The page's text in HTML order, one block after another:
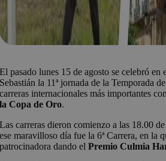
El pasado lunes 15 de agosto se celebró en
Sebastián la 11ª jornada de la Temporada
carreras internacionales más importantes
la Copa de Oro.
Las carreras dieron comienzo a las 18.00
ese maravilloso día fue la 6ª Carrera, en la
patrocinadora dando elPremio Culmia